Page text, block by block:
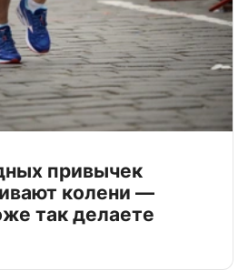
привычек
колени —
так делаете